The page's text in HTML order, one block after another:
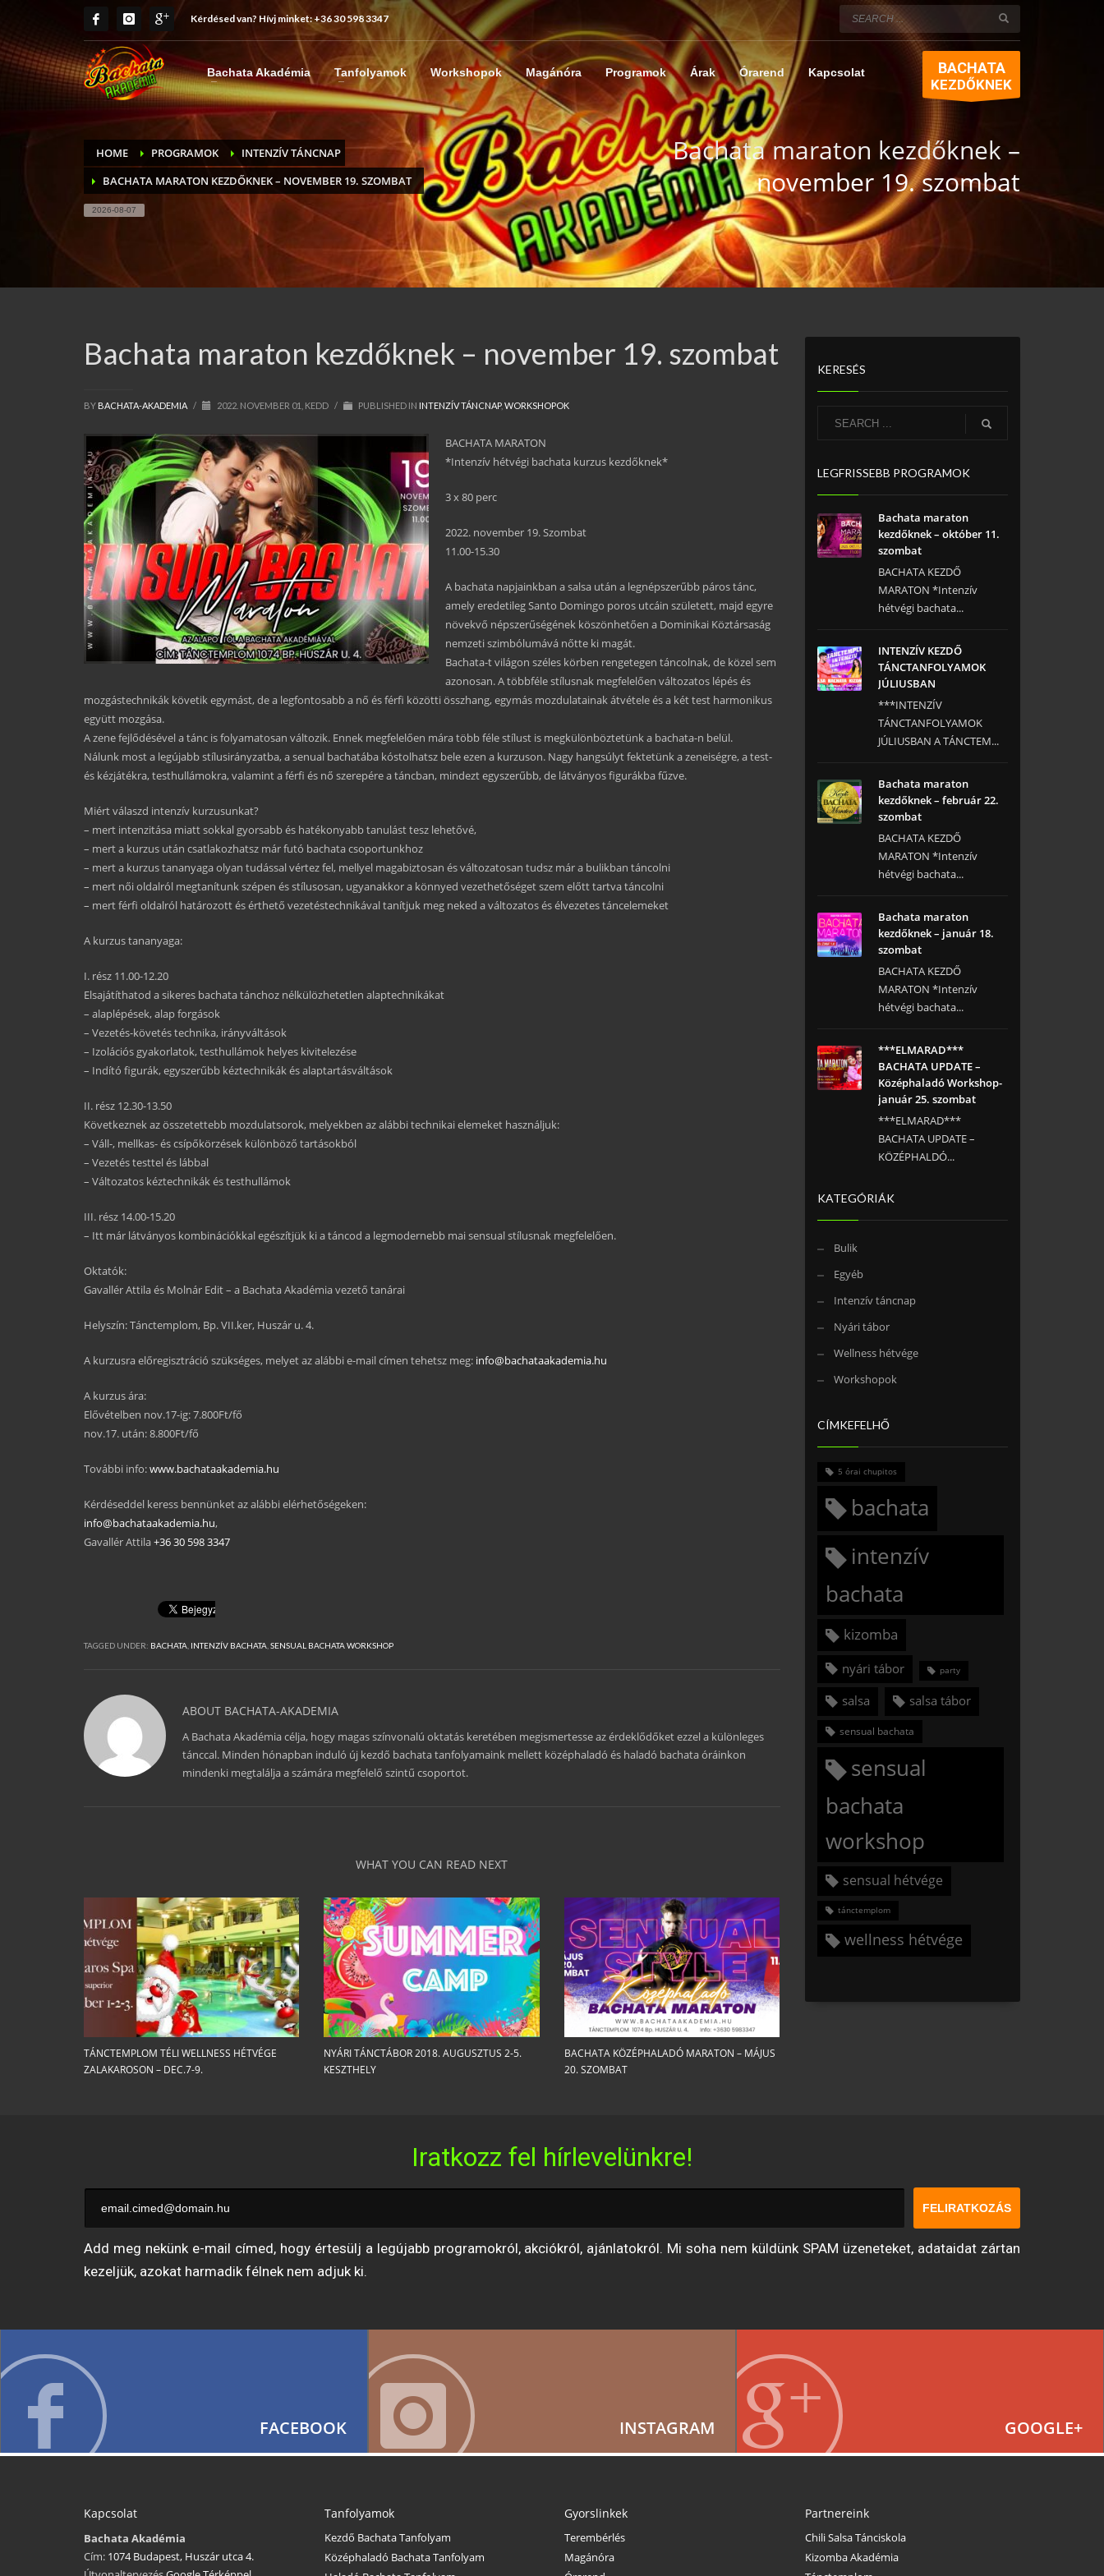
Kérdésed van? Hívj minket:+36 30 598 3347
Bachata Akadémia Tanfolyamok Workshopok Magánóra Programok Árak Órarend Kapcsolat BACHATA
KEZDŐKNEK
HOME PROGRAMOK
INTENZÍV TÁNCNAP
BACHATA MARATON KEZDŐKNEK – NOVEMBER 19. SZOMBAT
2026-08-07
Bachata maraton kezdőknek –
november 19. szombat
Bachata maraton kezdőknek – november 19. szombat
BY BACHATA-AKADEMIA / 2022. NOVEMBER 01, KEDD / PUBLISHED IN INTENZÍV TÁNCNAP, WORKSHOPOK
BACHATA MARATON
*Intenzív hétvégi bachata kurzus kezdőknek*
3 x 80 perc
2022. november 19. Szombat
11.00-15.30
A bachata napjainkban a salsa után a legnépszerűbb páros tánc,
amely eredetileg Santo Domingo poros utcáin született, majd egyre
növekvő népszerűségének köszönhetően a Dominikai Köztársaság
nemzeti szimbólumává nőtte ki magát.
Bachata-t világon széles körben rengetegen táncolnak, de közel sem
azonosan. A többféle stílusnak megfelelően változatos lépés és
mozgástechnikák követik egymást, de a legfontosabb a nő és férfi közötti összhang, egymás mozdulatainak átvétele és a két test harmonikus
együtt mozgása.
A zene fejlődésével a tánc is folyamatosan változik. Ennek megfelelően mára több féle stílust is megkülönböztetünk a bachata-n belül.
Nálunk most a legújabb stílusirányzatba, a senual bachatába kóstolhatsz bele ezen a kurzuson. Nagy hangsúlyt fektetünk a zeneiségre, a test-
és kézjátékra, testhullámokra, valamint a férfi és nő szerepére a táncban, mindezt egyszerűbb, de látványos figurákba fűzve.
Miért válaszd intenzív kurzusunkat?
– mert intenzitása miatt sokkal gyorsabb és hatékonyabb tanulást tesz lehetővé,
– mert a kurzus után csatlakozhatsz már futó bachata csoportunkhoz
– mert a kurzus tananyaga olyan tudással vértez fel, mellyel magabiztosan és változatosan tudsz már a bulikban táncolni
– mert női oldalról megtanítunk szépen és stílusosan, ugyanakkor a könnyed vezethetőséget szem előtt tartva táncolni
– mert férfi oldalról határozott és érthető vezetéstechnikával tanítjuk meg neked a változatos és élvezetes táncelemeket
A kurzus tananyaga:
I. rész 11.00-12.20
Elsajátíthatod a sikeres bachata tánchoz nélkülözhetetlen alaptechnikákat
– alaplépések, alap forgások
– Vezetés-követés technika, irányváltások
– Izolációs gyakorlatok, testhullámok helyes kivitelezése
– Indító figurák, egyszerűbb kéztechnikák és alaptartásváltások
II. rész 12.30-13.50
Következnek az összetettebb mozdulatsorok, melyekben az alábbi technikai elemeket használjuk:
– Váll-, mellkas- és csípőkörzések különböző tartásokból
– Vezetés testtel és lábbal
– Változatos kéztechnikák és testhullámok
III. rész 14.00-15.20
– Itt már látványos kombinációkkal egészítjük ki a táncod a legmodernebb mai sensual stílusnak megfelelően.
Oktatók:
Gavallér Attila és Molnár Edit – a Bachata Akadémia vezető tanárai
Helyszín: Tánctemplom, Bp. VII.ker, Huszár u. 4.
A kurzusra előregisztráció szükséges, melyet az alábbi e-mail címen tehetsz meg: info@bachataakademia.hu
A kurzus ára:
Elővételben nov.17-ig: 7.800Ft/fő
nov.17. után: 8.800Ft/fő
További info:www.bachataakademia.hu
Kérdéseddel keress bennünket az alábbi elérhetőségeken:
info@bachataakademia.hu,
Gavallér Attila+36 30 598 3347
TAGGED UNDER: BACHATA INTENZÍV BACHATA SENSUAL BACHATA WORKSHOP
ABOUT BACHATA-AKADEMIA
A Bachata Akadémia célja, hogy magas színvonalú oktatás keretében megismertesse az érdeklődőket ezzel a különleges
tánccal. Minden hónapban induló új kezdő bachata tanfolyamaink mellett középhaladó és haladó bachata óráinkon
mindenki megtalálja a számára megfelelő szintű csoportot.
WHAT YOU CAN READ NEXT
TÁNCTEMPLOM TÉLI WELLNESS HÉTVÉGE
ZALAKAROSON – DEC.7-9.
NYÁRI TÁNCTÁBOR 2018. AUGUSZTUS 2-5.
KESZTHELY
BACHATA KÖZÉPHALADÓ MARATON – MÁJUS
20. SZOMBAT
KERESÉS
LEGFRISSEBB PROGRAMOK
Bachata maraton
kezdőknek – október 11.
szombat
BACHATA KEZDŐ
MARATON *Intenzív
hétvégi bachata...
INTENZÍV KEZDŐ
TÁNCTANFOLYAMOK
JÚLIUSBAN
***INTENZÍV
TÁNCTANFOLYAMOK
JÚLIUSBAN A TÁNCTEM...
Bachata maraton
kezdőknek – február 22.
szombat
BACHATA KEZDŐ
MARATON *Intenzív
hétvégi bachata...
Bachata maraton
kezdőknek – január 18.
szombat
BACHATA KEZDŐ
MARATON *Intenzív
hétvégi bachata...
***ELMARAD***
BACHATA UPDATE –
Középhaladó Workshop-
január 25. szombat
***ELMARAD***
BACHATA UPDATE –
KÖZÉPHALDÓ...
KATEGÓRIÁK
Bulik
Egyéb
Intenzív táncnap
Nyári tábor
Wellness hétvége
Workshopok
CÍMKEFELHŐ
5 órai chupitos
bachata
intenzív
bachata
kizomba
nyári tábor party
salsa salsa tábor
sensual bachata
sensual
bachata
workshop
sensual hétvége
tánctemplom
wellness hétvége
Iratkozz fel hírlevelünkre!
FELIRATKOZÁS
Add meg nekünk e-mail címed, hogy értesülj a legújabb programokról, akciókról, ajánlatokról. Mi soha nem küldünk SPAM üzeneteket, adataidat zártan
kezeljük, azokat harmadik félnek nem adjuk ki.
FACEBOOK INSTAGRAM GOOGLE+
Kapcsolat
Bachata Akadémia
Cím: 1074 Budapest, Huszár utca 4.
Tanfolyamok
Kezdő Bachata Tanfolyam
Középhaladó Bachata Tanfolyam
Gyorslinkek
Terembérlés
Magánóra
Partnereink
Chili Salsa Tánciskola
Kizomba Akadémia